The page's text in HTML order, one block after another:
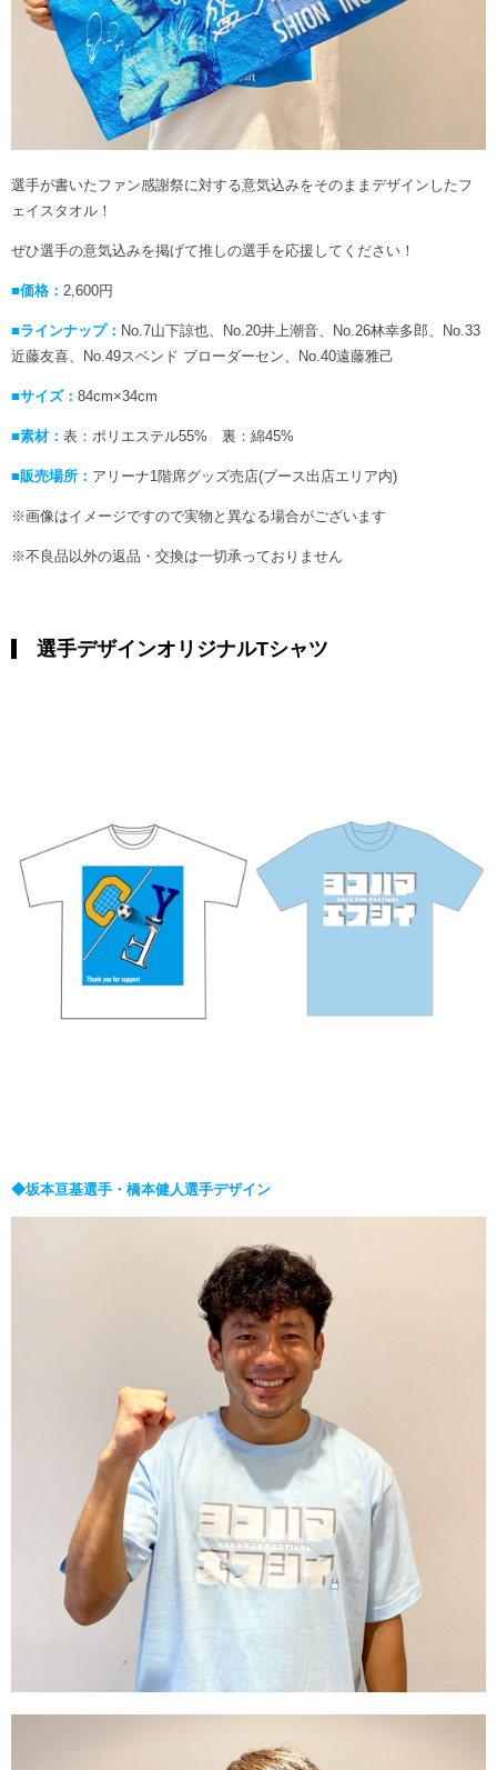
選手が書いたファン感謝祭に対する意気込みをそのままデザインしたフ
ェイスタオル！
ぜひ選手の意気込みを掲げて推しの選手を応援してください！
■価格： 2,600円
■ラインナップ： No.7山下諒也、No.20井上潮音、No.26林幸多郎、No.33
近藤友喜、No.49スベンド ブローダーセン、No.40遠藤雅己
■サイズ： 84cm×34cm
■素材： 表：ポリエステル55% 裏：綿45%
■販売場所： アリーナ1階席グッズ売店(ブース出店エリア内)
※画像はイメージですので実物と異なる場合がございます
※不良品以外の返品・交換は一切承っておりません
選手デザインオリジナルTシャツ
◆坂本亘基選手・橋本健人選手デザイン